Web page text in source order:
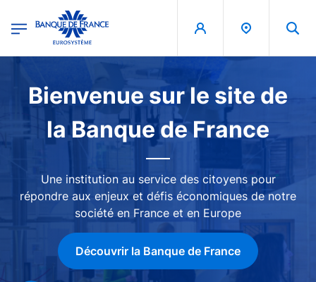
Banque de France - Menu Principal
Bienvenue sur le site de
la Banque de France
Une institution au service des citoyens pour
répondre aux enjeux et défis économiques de notre
société en France et en Europe
Découvrir la Banque de France